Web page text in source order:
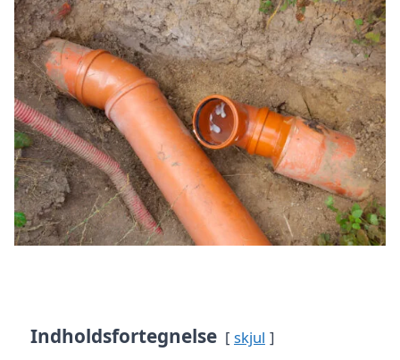
Indholdsfortegnelse skjul